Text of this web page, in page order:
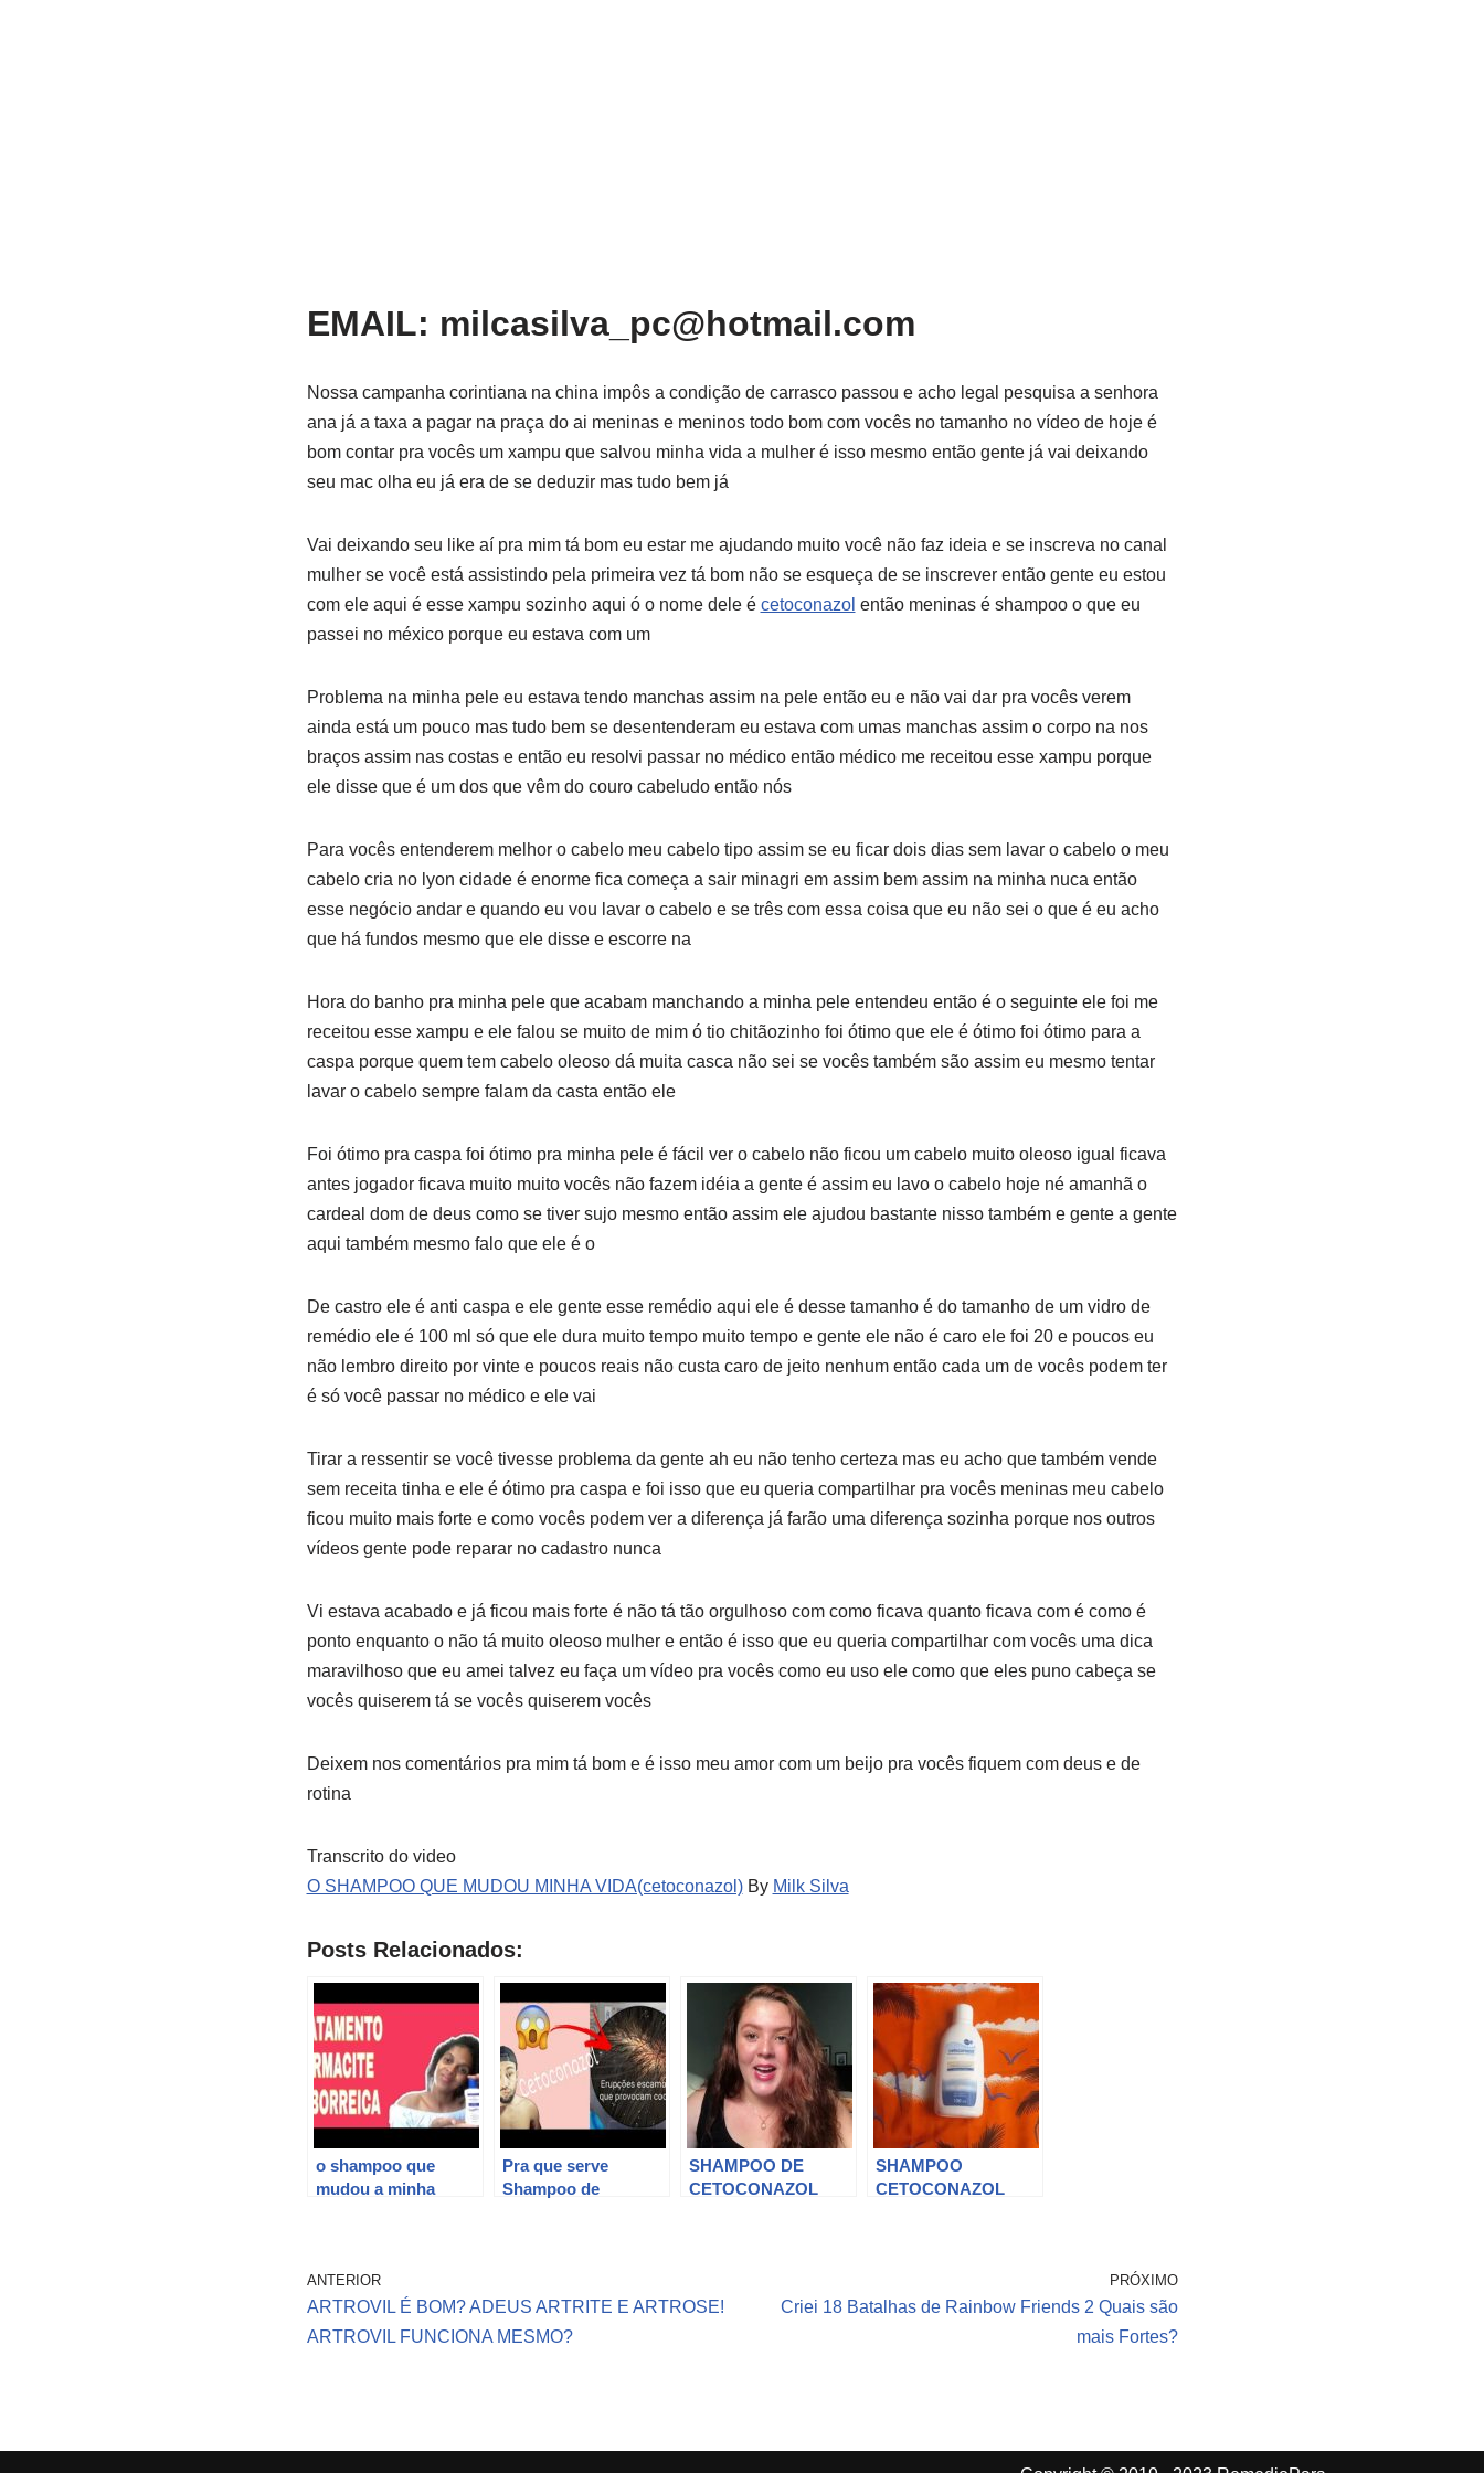
EMAIL: milcasilva_pc@hotmail.com
Nossa campanha corintiana na china impôs a condição de carrasco passou e acho legal pesquisa a senhora
ana já a taxa a pagar na praça do ai meninas e meninos todo bom com vocês no tamanho no vídeo de hoje é
bom contar pra vocês um xampu que salvou minha vida a mulher é isso mesmo então gente já vai deixando
seu mac olha eu já era de se deduzir mas tudo bem já
Vai deixando seu like aí pra mim tá bom eu estar me ajudando muito você não faz ideia e se inscreva no canal
mulher se você está assistindo pela primeira vez tá bom não se esqueça de se inscrever então gente eu estou
com ele aqui é esse xampu sozinho aqui ó o nome dele é cetoconazol então meninas é shampoo o que eu
passei no méxico porque eu estava com um
Problema na minha pele eu estava tendo manchas assim na pele então eu e não vai dar pra vocês verem
ainda está um pouco mas tudo bem se desentenderam eu estava com umas manchas assim o corpo na nos
braços assim nas costas e então eu resolvi passar no médico então médico me receitou esse xampu porque
ele disse que é um dos que vêm do couro cabeludo então nós
Para vocês entenderem melhor o cabelo meu cabelo tipo assim se eu ficar dois dias sem lavar o cabelo o meu
cabelo cria no lyon cidade é enorme fica começa a sair minagri em assim bem assim na minha nuca então
esse negócio andar e quando eu vou lavar o cabelo e se três com essa coisa que eu não sei o que é eu acho
que há fundos mesmo que ele disse e escorre na
Hora do banho pra minha pele que acabam manchando a minha pele entendeu então é o seguinte ele foi me
receitou esse xampu e ele falou se muito de mim ó tio chitãozinho foi ótimo que ele é ótimo foi ótimo para a
caspa porque quem tem cabelo oleoso dá muita casca não sei se vocês também são assim eu mesmo tentar
lavar o cabelo sempre falam da casta então ele
Foi ótimo pra caspa foi ótimo pra minha pele é fácil ver o cabelo não ficou um cabelo muito oleoso igual ficava
antes jogador ficava muito muito vocês não fazem idéia a gente é assim eu lavo o cabelo hoje né amanhã o
cardeal dom de deus como se tiver sujo mesmo então assim ele ajudou bastante nisso também e gente a gente
aqui também mesmo falo que ele é o
De castro ele é anti caspa e ele gente esse remédio aqui ele é desse tamanho é do tamanho de um vidro de
remédio ele é 100 ml só que ele dura muito tempo muito tempo e gente ele não é caro ele foi 20 e poucos eu
não lembro direito por vinte e poucos reais não custa caro de jeito nenhum então cada um de vocês podem ter
é só você passar no médico e ele vai
Tirar a ressentir se você tivesse problema da gente ah eu não tenho certeza mas eu acho que também vende
sem receita tinha e ele é ótimo pra caspa e foi isso que eu queria compartilhar pra vocês meninas meu cabelo
ficou muito mais forte e como vocês podem ver a diferença já farão uma diferença sozinha porque nos outros
vídeos gente pode reparar no cadastro nunca
Vi estava acabado e já ficou mais forte é não tá tão orgulhoso com como ficava quanto ficava com é como é
ponto enquanto o não tá muito oleoso mulher e então é isso que eu queria compartilhar com vocês uma dica
maravilhoso que eu amei talvez eu faça um vídeo pra vocês como eu uso ele como que eles puno cabeça se
vocês quiserem tá se vocês quiserem vocês
Deixem nos comentários pra mim tá bom e é isso meu amor com um beijo pra vocês fiquem com deus e de
rotina
Transcrito do video
O SHAMPOO QUE MUDOU MINHA VIDA(cetoconazol)By Milk Silva
Posts Relacionados:
o shampoo que
mudou a minha
seborreica
Pra que serve
Shampoo de
SHAMPOO DE
CETOCONAZOL
SHAMPOO
CETOCONAZOL
ANTERIOR
ARTROVIL É BOM? ADEUS ARTRITE E ARTROSE!
ARTROVIL FUNCIONA MESMO?
PRÓXIMO
Criei 18 Batalhas de Rainbow Friends 2 Quais são
mais Fortes?